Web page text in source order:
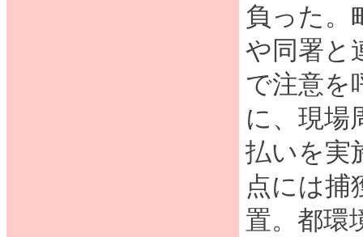
負った。
や同署と
で注意を
に、現場
払いを実
点には捕
置。都環